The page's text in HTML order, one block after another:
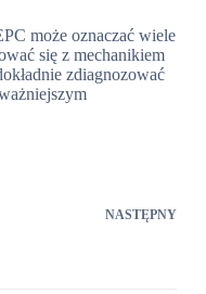
może oznaczać wiele
się z mechanikiem
zdiagnozować
NASTĘPNY